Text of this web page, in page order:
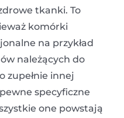
tkanki. To
komórki
na przykład
należących do
zupełnie innej
specyficzne
one powstają